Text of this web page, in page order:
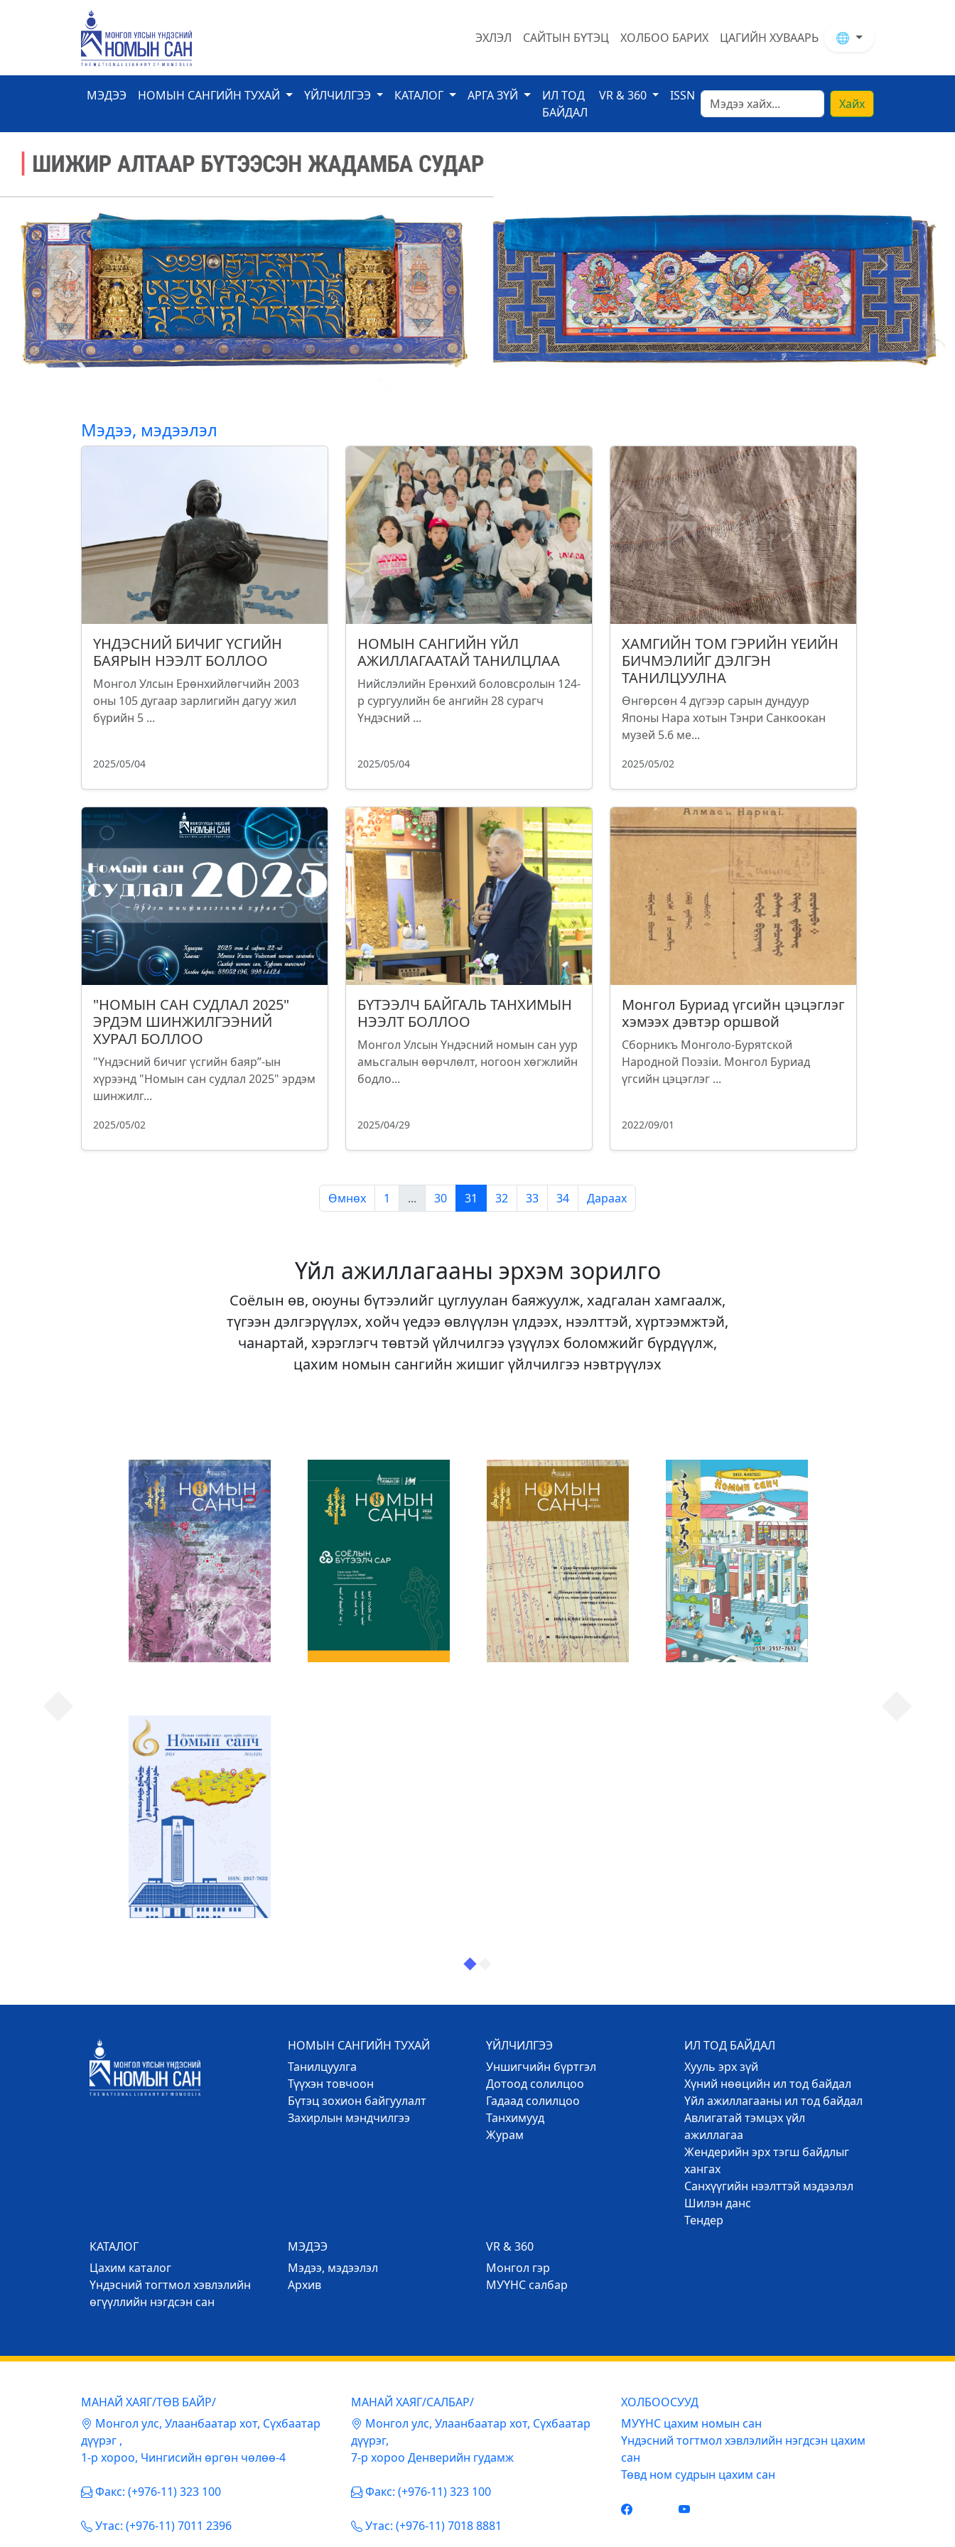
ЭХЛЭЛ САЙТЫН БҮТЭЦ ХОЛБОО БАРИХ ЦАГИЙН ХУВААРЬ 🌐
МЭДЭЭ НОМЫН САНГИЙН ТУХАЙ ҮЙЛЧИЛГЭЭ КАТАЛОГ АРГА ЗҮЙ
ИЛ ТОД
БАЙДАЛ
VR & 360 ISSN
Хайх
Previous Next
Мэдээ, мэдээлэл
ҮНДЭСНИЙ БИЧИГ ҮСГИЙН
БАЯРЫН НЭЭЛТ БОЛЛОО
Монгол Улсын Ерөнхийлөгчийн 2003
оны 105 дугаар зарлигийн дагуу жил
бүрийн 5 ...
2025/05/04
НОМЫН САНГИЙН ҮЙЛ
АЖИЛЛАГААТАЙ ТАНИЛЦЛАА
Нийслэлийн Ерөнхий боловсролын 124-
р сургуулийн 6е ангийн 28 сурагч
Үндэсний ...
2025/05/04
ХАМГИЙН ТОМ ГЭРИЙН ҮЕИЙН
БИЧМЭЛИЙГ ДЭЛГЭН
ТАНИЛЦУУЛНА
Өнгөрсөн 4 дүгээр сарын дундуур
Японы Нара хотын Тэнри Санкоокан
музей 5.6 ме...
2025/05/02
"НОМЫН САН СУДЛАЛ 2025"
ЭРДЭМ ШИНЖИЛГЭЭНИЙ
ХУРАЛ БОЛЛОО
"Үндэсний бичиг үсгийн баяр”-ын
хүрээнд "Номын сан судлал 2025" эрдэм
шинжилг...
2025/05/02
БҮТЭЭЛЧ БАЙГАЛЬ ТАНХИМЫН
НЭЭЛТ БОЛЛОО
Монгол Улсын Үндэсний номын сан уур
амьсгалын өөрчлөлт, ногоон хөгжлийн
бодло...
2025/04/29
Монгол Буриад үгсийн цэцэглэг
хэмээх дэвтэр оршвой
Сборникъ Монголо-Бурятской
Народной Поэзiи. Монгол Буриад
үгсийн цэцэглэг ...
2022/09/01
Өмнөх 1 ... 30 31 32 33 34 Дараах
Үйл ажиллагааны эрхэм зорилго
Соёлын өв, оюуны бүтээлийг цуглуулан баяжуулж, хадгалан хамгаалж,
түгээн дэлгэрүүлэх, хойч үедээ өвлүүлэн үлдээх, нээлттэй, хүртээмжтэй,
чанартай, хэрэглэгч төвтэй үйлчилгээ үзүүлэх боломжийг бүрдүүлж,
цахим номын сангийн жишиг үйлчилгээ нэвтрүүлэх
НОМЫН САНГИЙН ТУХАЙ
Танилцуулга
Түүхэн товчоон
Бүтэц зохион байгуулалт
Захирлын мэндчилгээ
ҮЙЛЧИЛГЭЭ
Уншигчийн бүртгэл
Дотоод солилцоо
Гадаад солилцоо
Танхимууд
Журам
ИЛ ТОД БАЙДАЛ
Хууль эрх зүй
Хүний нөөцийн ил тод байдал
Үйл ажиллагааны ил тод байдал
Авлигатай тэмцэх үйл
ажиллагаа
Жендерийн эрх тэгш байдлыг
хангах
Санхүүгийн нээлттэй мэдээлэл
Шилэн данс
Тендер
КАТАЛОГ
Цахим каталог
Үндэсний тогтмол хэвлэлийн
өгүүллийн нэгдсэн сан
МЭДЭЭ
Mэдээ, мэдээлэл
Архив
VR & 360
Mонгол гэр
МУҮНС салбар
МАНАЙ ХАЯГ/ТӨВ БАЙР/
Mонгол улс, Улаанбаатар хот, Сүхбаатар
дүүрэг ,
1-р хороо, Чингисийн өргөн чөлөө-4
Факс: (+976-11) 323 100
Утас: (+976-11) 7011 2396
МАНАЙ ХАЯГ/САЛБАР/
Mонгол улс, Улаанбаатар хот, Сүхбаатар
дүүрэг,
7-р хороо Денверийн гудамж
Факс: (+976-11) 323 100
Утас: (+976-11) 7018 8881
ХОЛБООСУУД
МУҮНС цахим номын сан
Үндэсний тогтмол хэвлэлийн нэгдсэн цахим
сан
Төвд ном судрын цахим сан